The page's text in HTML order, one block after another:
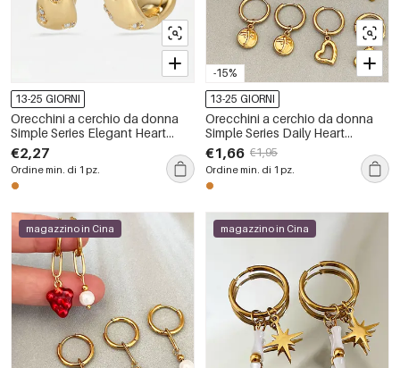
13-25 GIORNI
Orecchini a cerchio da donna
Simple Series Elegant Heart
Circle color rame oro con zirconi
€2,27
Ordine min. di 1 pz.
-15%
13-25 GIORNI
Orecchini a cerchio da donna
Simple Series Daily Heart
Butterfly in acciaio inossidabile,
impermeabili, color oro.
€1,66 €1,95
Ordine min. di 1 pz.
magazzino in Cina magazzino in Cina